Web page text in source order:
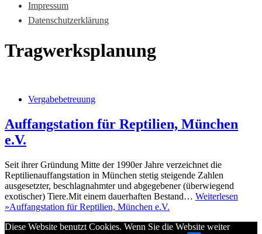
Impressum
Datenschutzerklärung
Tragwerksplanung
Vergabebetreuung
Auffangstation für Reptilien, München
e.V.
Seit ihrer Gründung Mitte der 1990er Jahre verzeichnet die
Reptilienauffangstation in München stetig steigende Zahlen
ausgesetzter, beschlagnahmter und abgegebener (überwiegend
exotischer) Tiere.Mit einem dauerhaften Bestand… Weiterlesen
»Auffangstation für Reptilien, München e.V.
Diese Website benutzt Cookies. Wenn Sie die Website weiter